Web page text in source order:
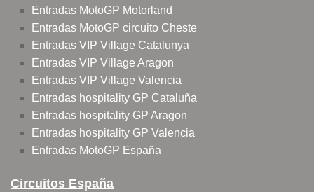
Entradas MotoGP Motorland
Entradas MotoGP circuito Cheste
Entradas VIP Village Catalunya
Entradas VIP Village Aragon
Entradas VIP Village Valencia
Entradas hospitality GP Cataluña
Entradas hospitality GP Aragon
Entradas hospitality GP Valencia
Entradas MotoGP España
Circuitos España